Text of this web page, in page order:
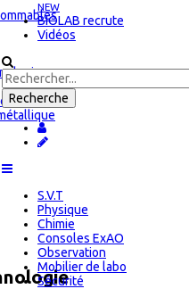
NEW
BIOLAB recrute
Vidéos
S.V.T
Physique
Chimie
Consoles ExAO
Observation
Mobilier de labo
Sécurité
tiroirs